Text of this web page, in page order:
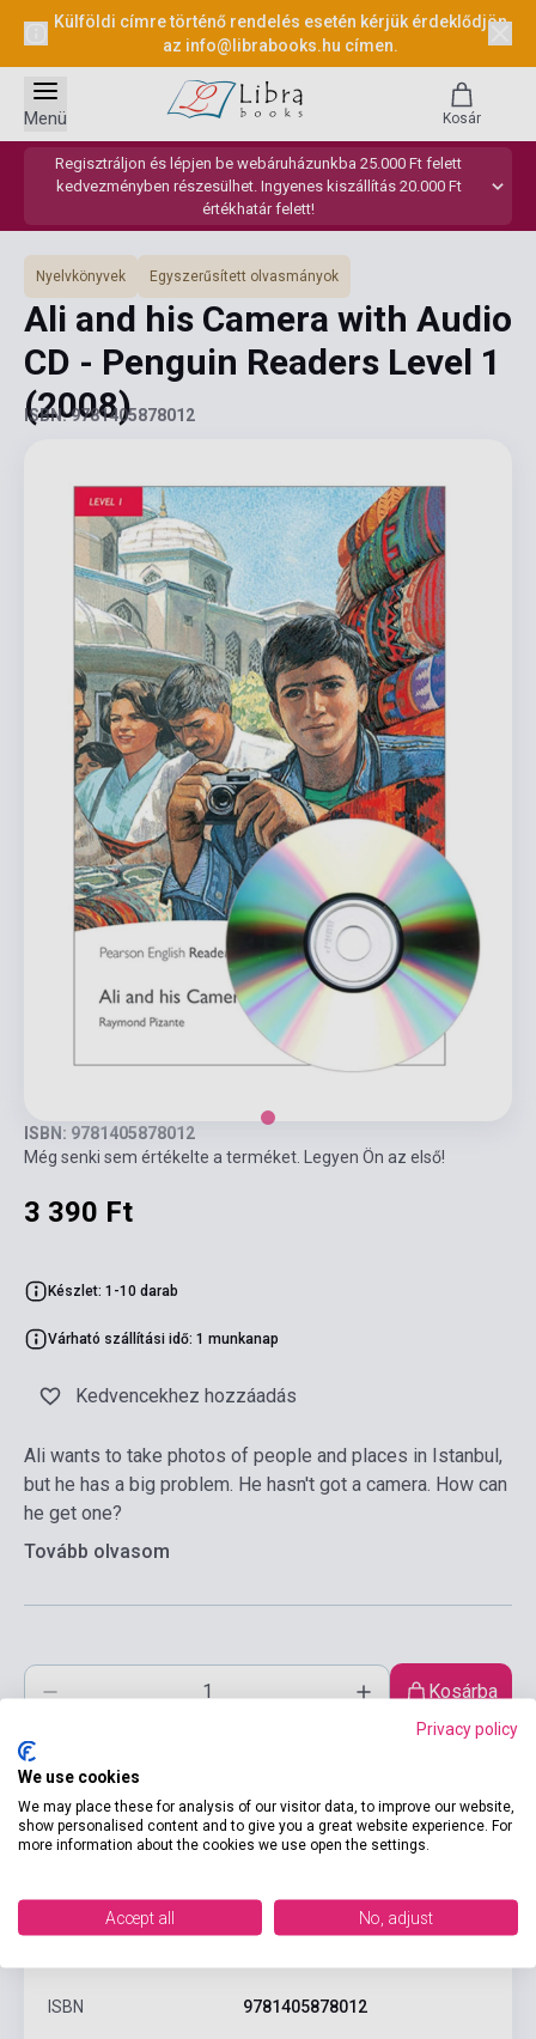
Külföldi címre történő rendelés esetén kérjük érdeklődjön
az info@librabooks.hu címen.
Regisztráljon és lépjen be webáruházunkba 25.000 Ft felett
kedvezményben részesülhet. Ingyenes kiszállítás 20.000 Ft
értékhatár felett!
Menü Kosár
Nyelvkönyvek Egyszerűsített olvasmányok
Ali and his Camera with Audio
CD - Penguin Readers Level 1
(2008)
ISBN: 9781405878012
ISBN: 9781405878012
Még senki sem értékelte a terméket. Legyen Ön az első!
3 390 Ft
Készlet: 1-10 darab
Várható szállítási idő: 1 munkanap
Kedvencekhez hozzáadás
Ali wants to take photos of people and places in Istanbul,
but he has a big problem. He hasn't got a camera. How can
he get one?
Tovább olvasom
Kosárba
Termékjellemzők
ISBN 9781405878012
Privacy policy
We use cookies
We may place these for analysis of our visitor data, to improve our website,
show personalised content and to give you a great website experience. For
more information about the cookies we use open the settings.
Accept all No, adjust